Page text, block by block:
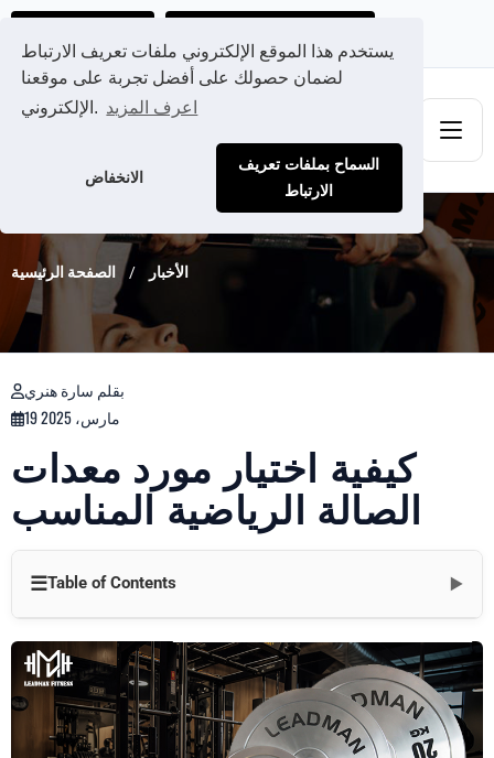
يستخدم هذا الموقع الإلكتروني ملفات تعريف الارتباط
لضمان حصولك على أفضل تجربة على موقعنا
الإلكتروني. اعرف المزيد
الانخفاض
السماح بملفات تعريف
الارتباط
الصفحة الرئيسية الأخبار
بقلم سارة هنري
19 مارس، 2025
كيفية اختيار مورد معدات
الصالة الرياضية المناسب
☰Table of Contents ▼
كيفية اختيار مورد معدات الصالة الرياضية المناسب
1. تقييم احتياجات النادي الرياضي الخاص بك أولاً